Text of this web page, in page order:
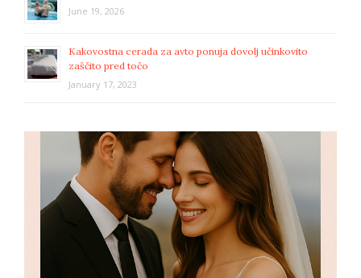
June 19, 2026
Kakovostna cerada za avto ponuja dovolj učinkovito
zaščito pred točo
January 17, 2023